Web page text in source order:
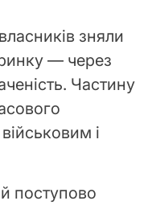
зняли
— через
Частину
і
поступово